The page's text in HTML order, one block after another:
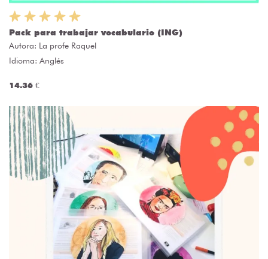
Pack para trabajar vocabulario (ING)
Autora: La profe Raquel
Idioma: Anglés
14.36 €